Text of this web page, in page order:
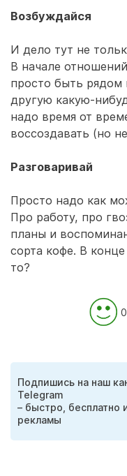
Возбуждайся
И дело тут не
В начале
просто быть рядом
другую какую-
надо время от
воссоздавать (но
Разговаривай
Просто надо как
Про работу, про
планы и
сорта кофе. В
то?
0
Подпишись на наш
Telegram
– быстро, бесплатно
рекламы